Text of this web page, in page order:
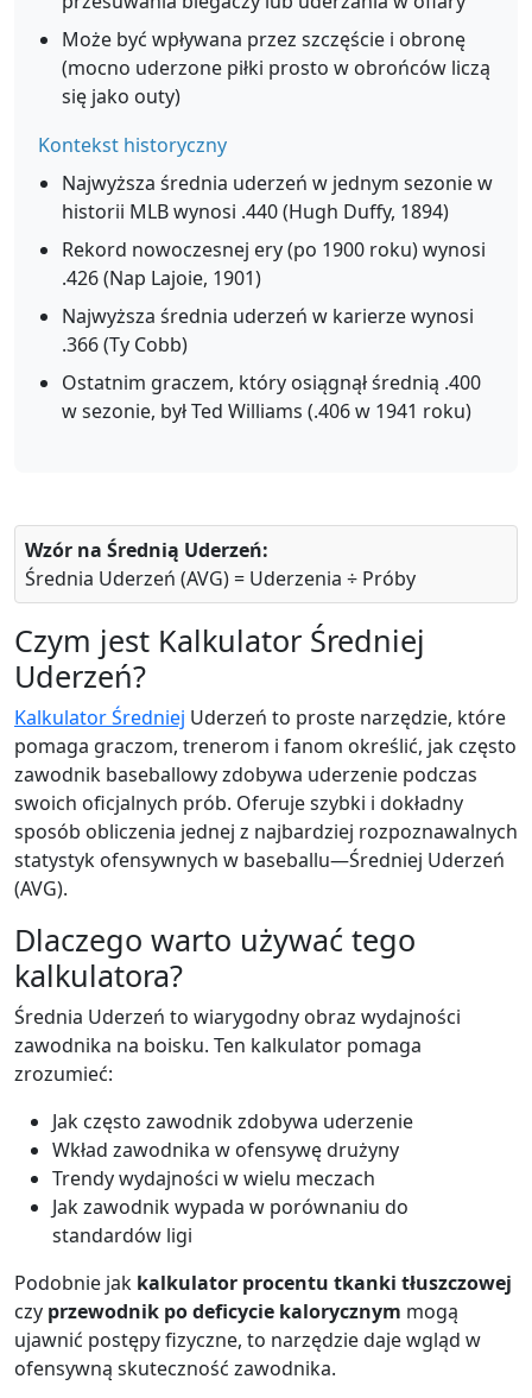
Może być wpływana przez szczęście i obronę
(mocno uderzone piłki prosto w obrońców liczą
się jako outy)
Kontekst historyczny
Najwyższa średnia uderzeń w jednym sezonie w
historii MLB wynosi .440 (Hugh Duffy, 1894)
Rekord nowoczesnej ery (po 1900 roku) wynosi
.426 (Nap Lajoie, 1901)
Najwyższa średnia uderzeń w karierze wynosi
.366 (Ty Cobb)
Ostatnim graczem, który osiągnął średnią .400
w sezonie, był Ted Williams (.406 w 1941 roku)
Wzór na Średnią Uderzeń:
Średnia Uderzeń (AVG) = Uderzenia ÷ Próby
Czym jest Kalkulator Średniej
Uderzeń?
Kalkulator Średniej Uderzeń to proste narzędzie, które
pomaga graczom, trenerom i fanom określić, jak często
zawodnik baseballowy zdobywa uderzenie podczas
swoich oficjalnych prób. Oferuje szybki i dokładny
sposób obliczenia jednej z najbardziej rozpoznawalnych
statystyk ofensywnych w baseballu—Średniej Uderzeń
(AVG).
Dlaczego warto używać tego
kalkulatora?
Średnia Uderzeń to wiarygodny obraz wydajności
zawodnika na boisku. Ten kalkulator pomaga
zrozumieć:
Jak często zawodnik zdobywa uderzenie
Wkład zawodnika w ofensywę drużyny
Trendy wydajności w wielu meczach
Jak zawodnik wypada w porównaniu do
standardów ligi
Podobnie jak kalkulator procentu tkanki tłuszczowej
czy przewodnik po deficycie kalorycznym mogą
ujawnić postępy fizyczne, to narzędzie daje wgląd w
ofensywną skuteczność zawodnika.